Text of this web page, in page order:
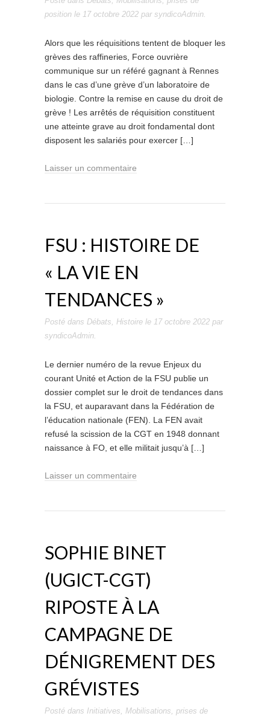
position le 17 octobre 2022 par syndicoAdmin.
Alors que les réquisitions tentent de bloquer les
grèves des raffineries, Force ouvrière
communique sur un référé gagnant à Rennes
dans le cas d’une grève d’un laboratoire de
biologie. Contre la remise en cause du droit de
grève ! Les arrêtés de réquisition constituent
une atteinte grave au droit fondamental dont
disposent les salariés pour exercer […]
Laisser un commentaire
FSU : HISTOIRE DE
« LA VIE EN
TENDANCES »
Posté dans Débats, Histoire le 17 octobre 2022 par
syndicoAdmin.
Le dernier numéro de la revue Enjeux du
courant Unité et Action de la FSU publie un
dossier complet sur le droit de tendances dans
la FSU, et auparavant dans la Fédération de
l’éducation nationale (FEN). La FEN avait
refusé la scission de la CGT en 1948 donnant
naissance à FO, et elle militait jusqu’à […]
Laisser un commentaire
SOPHIE BINET
(UGICT-CGT)
RIPOSTE À LA
CAMPAGNE DE
DÉNIGREMENT DES
GRÉVISTES
Posté dans Initiatives, Mobilisations, prises de